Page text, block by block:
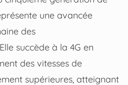
une avancée
des
succède à la 4G en
des vitesses de
supérieures, atteignant